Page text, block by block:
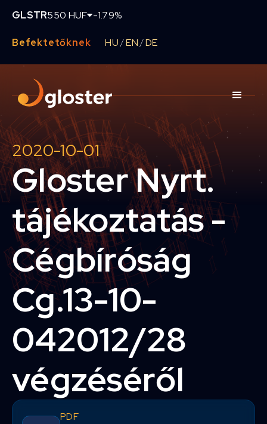
GLSTR550 HUF -1.79%
Befektetőknek HU /EN /DE
2020-10-01
Gloster Nyrt.
tájékoztatás -
Cégbíróság
Cg.13-10-
042012/28
végzéséről
PDF